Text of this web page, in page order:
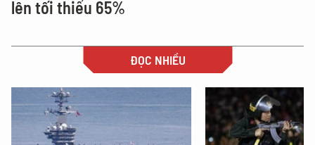
lên tối thiểu 65%
ĐỌC NHIỀU